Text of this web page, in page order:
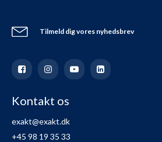
Tilmeld dig vores nyhedsbrev
Kontakt os
exakt@exakt.dk
+45 98 19 35 33